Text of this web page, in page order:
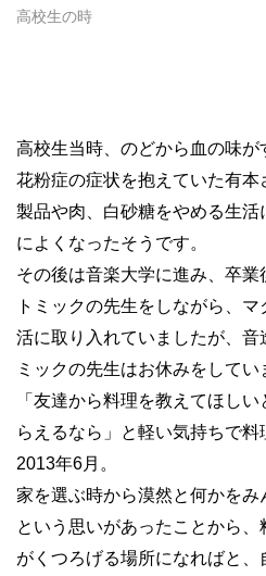
高校生の時
高校生当時、のどから血の味が
花粉症の症状を抱えていた有
製品や肉、白砂糖をやめる生
によくなったそうです。
その後は音楽大学に進み、卒業
トミックの先生をしながら、
活に取り入れていましたが、音
ミックの先生はお休みをしてい
「友達から料理を教えてほし
らえるなら」と軽い気持ちで
2013年6月。
家を選ぶ時から漠然と何かを
という思いがあったことから
がくつろげる場所になればと